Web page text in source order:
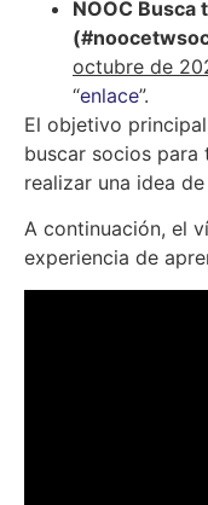
NOOC Busca
octubre de
“enlace”.
El objetivo
buscar socios para
realizar una idea
A continuación, el
experiencia de